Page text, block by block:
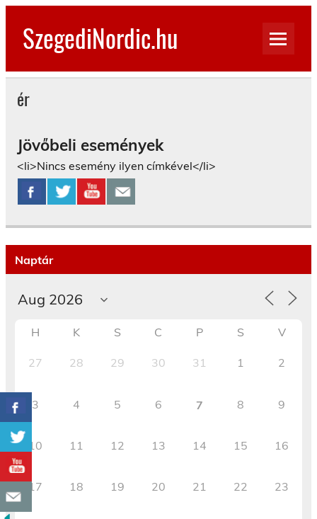
Skip
contentSzegediNordic.hu
ér
Jövőbeli események
<li>Nincs esemény ilyen címkével</li>
Naptár
H K S C P S V
27 28 29 30 31 1 2
3 4 5 6 7 8 9
10 11 12 13 14 15 16
17 18 19 20 21 22 23